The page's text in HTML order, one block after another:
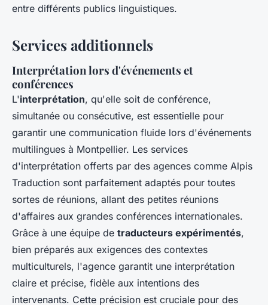
entre différents publics linguistiques.
Services additionnels
Interprétation lors d'événements et
conférences
L'interprétation, qu'elle soit de conférence,
simultanée ou consécutive, est essentielle pour
garantir une communication fluide lors d'événements
multilingues à Montpellier. Les services
d'interprétation offerts par des agences comme Alpis
Traduction sont parfaitement adaptés pour toutes
sortes de réunions, allant des petites réunions
d'affaires aux grandes conférences internationales.
Grâce à une équipe de traducteurs expérimentés,
bien préparés aux exigences des contextes
multiculturels, l'agence garantit une interprétation
claire et précise, fidèle aux intentions des
intervenants. Cette précision est cruciale pour des